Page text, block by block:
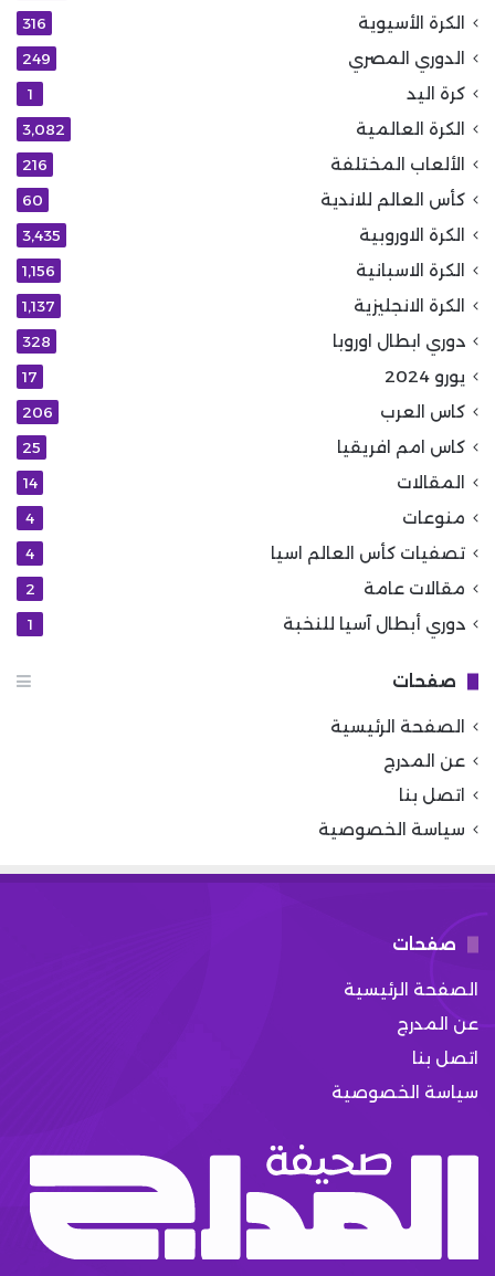
الكرة الأسيوية 316
الدوري المصري 249
كرة اليد 1
الكرة العالمية 3٬082
الألعاب المختلفة 216
كأس العالم للاندية 60
الكرة الاوروبية 3٬435
الكرة الاسبانية 1٬156
الكرة الانجليزية 1٬137
دوري ابطال اوروبا 328
يورو 2024 17
كاس العرب 206
كاس امم افريقيا 25
المقالات 14
منوعات 4
تصفيات كأس العالم اسيا 4
مقالات عامة 2
دوري أبطال آسيا للنخبة 1
صفحات
الصفحة الرئيسية
عن المدرج
اتصل بنا
سياسة الخصوصية
صفحات
الصفحة الرئيسية
عن المدرج
اتصل بنا
سياسة الخصوصية